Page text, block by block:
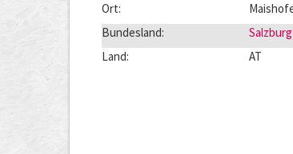
Ort:
Bundesland:
Salzburg
Land:
AT